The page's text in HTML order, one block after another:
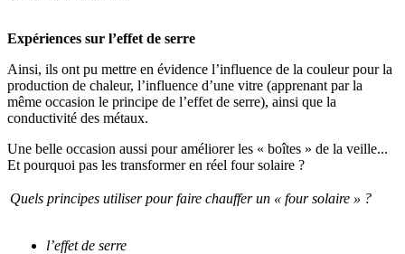
Expériences sur l’effet de serre
Ainsi, ils ont pu mettre en évidence l’influence de la couleur pour la
production de chaleur, l’influence d’une vitre (apprenant par la
même occasion le principe de l’effet de serre), ainsi que la
conductivité des métaux.
Une belle occasion aussi pour améliorer les « boîtes » de la veille...
Et pourquoi pas les transformer en réel four solaire ?
Quels principes utiliser pour faire chauffer un « four solaire » ?
l’effet de serre